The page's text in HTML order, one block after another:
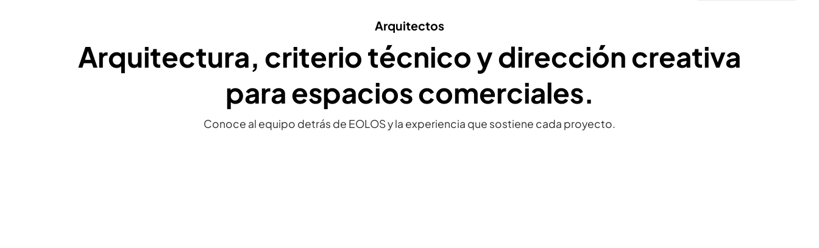
Arquitectos
Arquitectura, criterio técnico y dirección creativa
para espacios comerciales.
Conoce al equipo detrás de EOLOS y la experiencia que sostiene cada proyecto.